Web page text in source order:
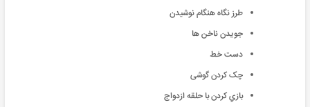
طرز نگاه هنگام نوشیدن
جویدن ناخن ها
دست خط
چک کردن گوشی
ﺑﺎزي ﮐﺮدن ﺑﺎ ﺣﻠﻘﻪ ازدواج